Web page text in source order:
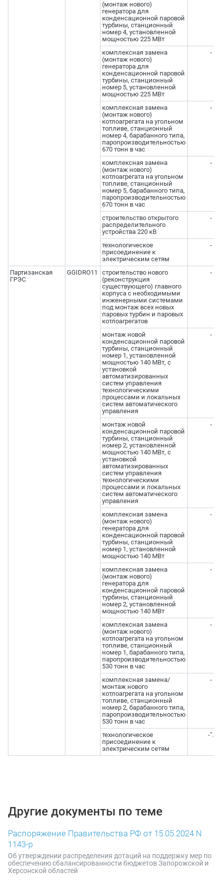
(монтаж нового)
генератора для
конденсационной паровой
турбины, станционный
номер 4, установленной
мощностью 225 МВт
комплексная замена
(монтаж нового)
генератора для
конденсационной паровой
турбины, станционный
номер 5, установленной
мощностью 225 МВт
-
комплексная замена
(монтаж нового)
котлоагрегата на угольном
топливе, станционный
номер 4, барабанного типа,
паропроизводительностью
670 тонн в час
-
комплексная замена
(монтаж нового)
котлоагрегата на угольном
топливе, станционный
номер 5, барабанного типа,
паропроизводительностью
670 тонн в час
-
строительство открытого
распределительного
устройства 220 кВ
-
технологическое
присоединение к
электрическим сетям
-
Партизанская
ГРЭС
GGIDRO11
строительство нового
(реконструкция
существующего) главного
корпуса с необходимыми
инженерными системами
под монтаж всех новых
паровых турбин и паровых
котлоагрегатов
-
монтаж новой
конденсационной паровой
турбины, станционный
номер 1, установленной
мощностью 140 МВт, с
установкой
автоматизированных
систем управления
технологическими
процессами и локальных
систем автоматического
управления
-
монтаж новой
конденсационной паровой
турбины, станционный
номер 2, установленной
мощностью 140 МВт, с
установкой
автоматизированных
систем управления
технологическими
процессами и локальных
систем автоматического
управления
-
комплексная замена
(монтаж нового)
генератора для
конденсационной паровой
турбины, станционный
номер 1, установленной
мощностью 140 МВт
-
комплексная замена
(монтаж нового)
генератора для
конденсационной паровой
турбины, станционный
номер 2, установленной
мощностью 140 МВт
-
комплексная замена
(монтаж нового)
котлоагрегата на угольном
топливе, станционный
номер 1, барабанного типа,
паропроизводительностью
530 тонн в час
-
комплексная замена/
монтаж нового
котлоагрегата на угольном
топливе, станционный
номер 2, барабанного типа,
паропроизводительностью
530 тонн в час
-
технологическое
присоединение к
электрическим сетям
-".
Другие документы по теме
Распоряжение Правительства РФ от 15.05.2024 N
1143-р
Об утверждении распределения дотаций на поддержку мер по
обеспечению сбалансированности бюджетов Запорожской и
Херсонской областей